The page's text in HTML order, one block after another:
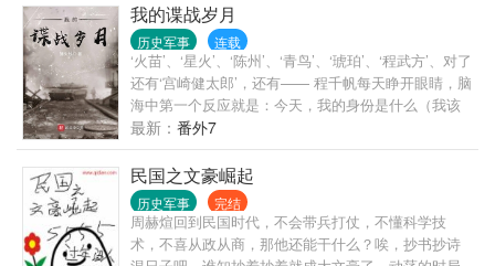
我的谍战岁月
历史军事 连载
‘火苗’、‘星火’、‘陈州’、‘青鸟’、‘琥珀’、‘程武方’、对了
还有‘宫崎健太郎’，还有—— 程千帆每天睁开眼睛，脑
海中第一个反应就是：今天，我的身份是什么（我该
穿哪件马甲）？ 本书又名‘王牌特工之我的马甲数不胜
数’。 深藏敌人内部的红色‘火苗’、身手敏捷、功勋卓
着的红队队员‘陈州’、军统戴春凤的爱将青鸟……等等
等等。 但是，他知道，他是程千帆，一个坚定的红色
战士！ “黑暗里，你坚定地守望心中的太阳；长夜里，
你默默地催生黎明的曙光；虎穴中，你忍辱负重，周
旋待机；搏杀中，你悄然而起，毙敌无形；你的名字
最新： 番外7
民国之文豪崛起
历史军事 完结
周赫煊回到民国时代，不会带兵打仗，不懂科学技
术，不喜从政从商，那他还能干什么？唉，抄书抄诗